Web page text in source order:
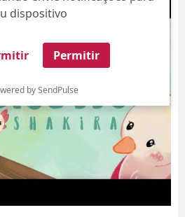
dispositivo
Permitir
by SendPulse